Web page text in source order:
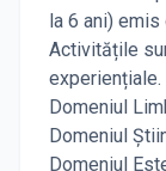
la 6 ani)
Activitățile
experiențiale.
Domeniul
Domeniul
Domeniul